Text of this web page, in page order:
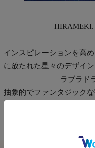
HIRAMEKI.
インスピレーションを高
に放たれた星々のデザイ
ラブラド
抽象的でファンタジック